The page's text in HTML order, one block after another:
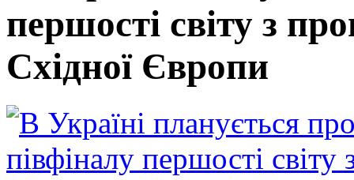
першості світу з
Східної Європи